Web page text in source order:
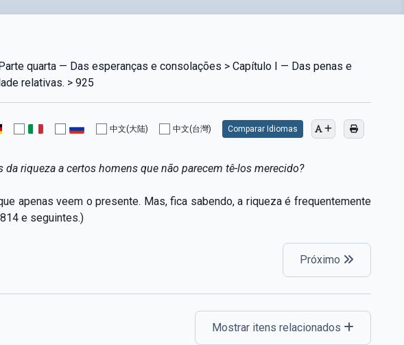
quarta — Das esperanças e consolações > Capítulo I — Das penas e
relativas. > 925
中文(大陆) 中文(台灣) Comparar Idiomas
riqueza a certos homens que não parecem tê-los merecido?
apenas veem o presente. Mas, fica sabendo, a riqueza é frequentemente
e seguintes.)
Próximo
Mostrar itens relacionados